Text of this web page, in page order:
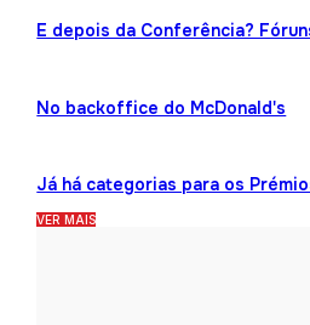
E depois da Conferência?
No backoffice do McDonald's
Já há categorias para os
VER MAIS